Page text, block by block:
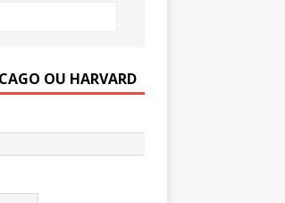
OU HARVARD